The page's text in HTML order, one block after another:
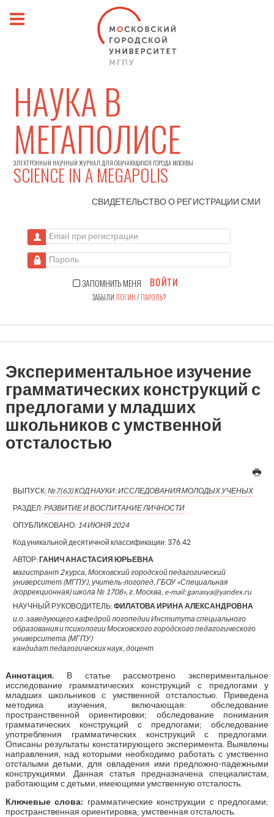
НАУКА В
МЕГАПОЛИСЕ
ЭЛЕКТРОННЫЙ НАУЧНЫЙ ЖУРНАЛ ДЛЯ ОБУЧАЮЩИХСЯ ГОРОДА МОСКВЫ
SCIENCE IN A MEGAPOLIS
СВИДЕТЕЛЬСТВО О РЕГИСТРАЦИИСМИ
Email при регистрации
Пароль
ЗАПОМНИТЬ МЕНЯ ВОЙТИ
ЗАБЫЛИ ЛОГИН/ПАРОЛЬ?
Экспериментальное изучение
грамматических конструкций с
предлогами у младших
школьников с умственной
отсталостью
ВЫПУСК:№7(63) КОД НАУКИ: ИССЛЕДОВАНИЯ МОЛОДЫХ УЧЕНЫХ
РАЗДЕЛ:РАЗВИТИЕ И ВОСПИТАНИЕ ЛИЧНОСТИ
ОПУБЛИКОВАНО: 14 ИЮНЯ 2024
Код уникальной десятичной классификации: 376.42
АВТОР:ГАНИЧ АНАСТАСИЯ ЮРЬЕВНА
магистрант 2 курса, Московский городской педагогический
университет (МГПУ), учитель-логопед, ГБОУ «Специальная
(коррекционная) школа № 1708», г. Москва, e-mail: ganasya@yandex.ru
НАУЧНЫЙ РУКОВОДИТЕЛЬ:ФИЛАТОВА ИРИНА АЛЕКСАНДРОВНА
и.о. заведующего кафедрой логопедии Института специального
образования и психологии Московского городского педагогического
университета (МГПУ)
кандидат педагогических наук, доцент
Аннотация. В статье рассмотрено экспериментальное
исследование грамматических конструкций с предлогами у
младших школьников с умственной отсталостью. Приведена
методика изучения, включающая: обследование
пространственной ориентировки; обследование понимания
грамматических конструкций с предлогами; обследование
употребления грамматических конструкций с предлогами.
Описаны результаты констатирующего эксперимента. Выявлены
направления, над которыми необходимо работать с умственно
отсталыми детьми, для овладения ими предложно-падежными
конструкциями. Данная статья предназначена специалистам,
работающим с детьми, имеющими умственную отсталость.
Ключевые слова: грамматические конструкции с предлогами;
пространственная ориентировка; умственная отсталость.